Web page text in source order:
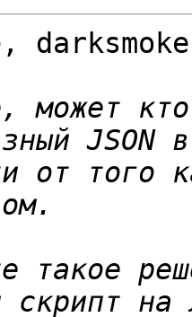
может
от того
такое